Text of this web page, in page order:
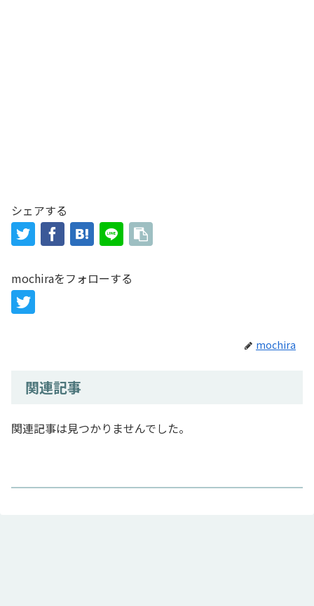
シェアする
mochiraをフォローする
mochira
関連記事
関連記事は見つかりませんでした。